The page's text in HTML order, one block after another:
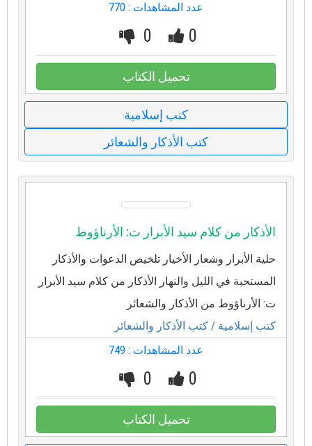
عدد المشاهدات : 770
0
0
تحميل الكتاب
كتب إسلامية
كتب الأذكار والشعائر
الأذكار من كلام سيد الأبرار ت: الأرناؤوط
حلية الأبرار وشعار الأخيار تلخيص الدعوات والأذكار
المستحبة في الليل والنهار الأذكار من كلام سيد الأبرار
ت: الأرناؤوط من الأذكار والشعائر
كتب إسلامية / كتب الأذكار والشعائر
عدد المشاهدات : 749
0
0
تحميل الكتاب